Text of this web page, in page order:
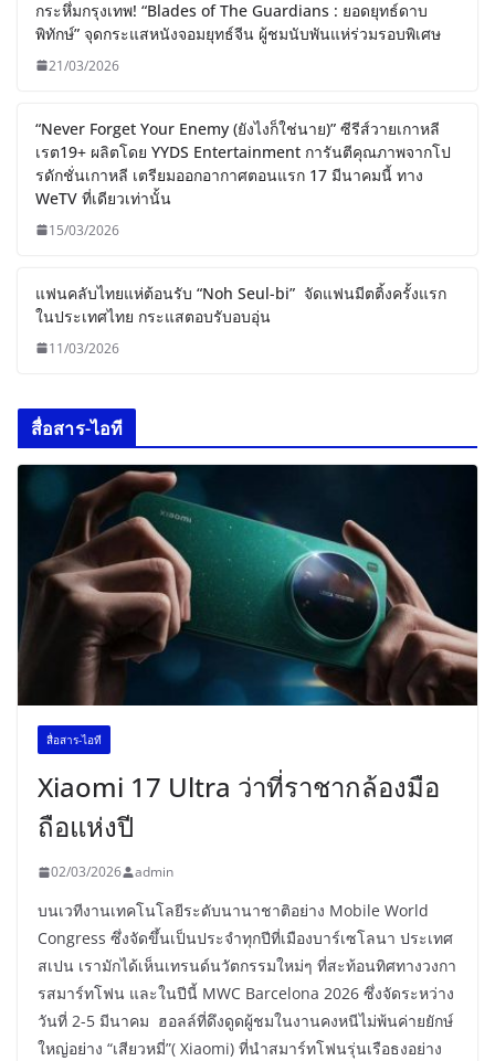
กระหึ่มกรุงเทพ! “Blades of The Guardians : ยอดยุทธ์ดาบ
พิทักษ์” จุดกระแสหนังจอมยุทธ์จีน ผู้ชมนับพันแห่ร่วมรอบพิเศษ
21/03/2026
“Never Forget Your Enemy (ยังไงก็ใช่นาย)” ซีรีส์วายเกาหลี
เรต19+ ผลิตโดย YYDS Entertainment การันตีคุณภาพจากโป
รดักชั่นเกาหลี เตรียมออกอากาศตอนแรก 17 มีนาคมนี้ ทาง
WeTV ที่เดียวเท่านั้น
15/03/2026
แฟนคลับไทยแห่ต้อนรับ “Noh Seul-bi” จัดแฟนมีตติ้งครั้งแรก
ในประเทศไทย กระแสตอบรับอบอุ่น
11/03/2026
สื่อสาร-ไอที
สื่อสาร-ไอที
Xiaomi 17 Ultra ว่าที่ราชากล้องมือ
ถือแห่งปี
02/03/2026 admin
บนเวทีงานเทคโนโลยีระดับนานาชาติอย่าง Mobile World
Congress ซึ่งจัดขึ้นเป็นประจำทุกปีที่เมืองบาร์เซโลนา ประเทศ
สเปน เรามักได้เห็นเทรนด์นวัตกรรมใหม่ๆ ที่สะท้อนทิศทางวงกา
รสมาร์ทโฟน และในปีนี้ MWC Barcelona 2026 ซึ่งจัดระหว่าง
วันที่ 2-5 มีนาคม ฮอลล์ที่ดึงดูดผู้ชมในงานคงหนีไม่พ้นค่ายยักษ์
ใหญ่อย่าง “เสียวหมี่”( Xiaomi) ที่นำสมาร์ทโฟนรุ่นเรือธงอย่าง